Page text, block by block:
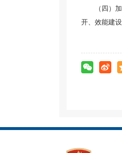
（四）
开、效能建